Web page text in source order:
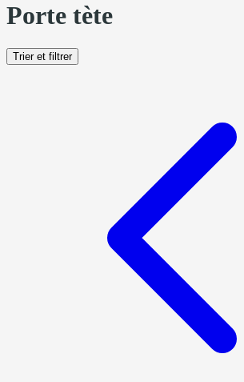
Porte tète
Trier et filtrer